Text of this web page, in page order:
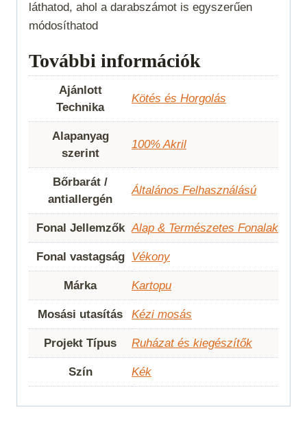
láthatod, ahol a darabszámot is egyszerűen
módosíthatod
További információk
Ajánlott
Technika
Kötés és Horgolás
Alapanyag
szerint
100% Akril
Bőrbarát /
antiallergén
Általános Felhasználású
Fonal Jellemzők Alap & Természetes Fonalak
Fonal vastagság Vékony
Márka Kartopu
Mosási utasítás Kézi mosás
Projekt Típus Ruházat és kiegészítők
Szín Kék